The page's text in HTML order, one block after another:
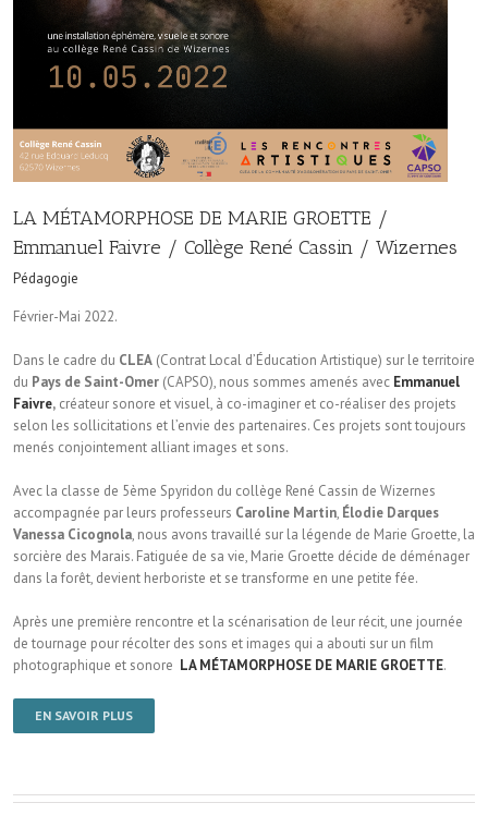
LA MÉTAMORPHOSE DE MARIE GROETTE /
Emmanuel Faivre / Collège René Cassin / Wizernes
Pédagogie
Février-Mai 2022.
Dans le cadre du CLEA (Contrat Local d’Éducation Artistique) sur le territoire
du Pays de Saint-Omer (CAPSO), nous sommes amenés avec Emmanuel
Faivre, créateur sonore et visuel, à co-imaginer et co-réaliser des projets
selon les sollicitations et l’envie des partenaires. Ces projets sont toujours
menés conjointement alliant images et sons.
Avec la classe de 5ème Spyridon du collège René Cassin de Wizernes
accompagnée par leurs professeurs Caroline Martin, Élodie Darques
Vanessa Cicognola, nous avons travaillé sur la légende de Marie Groette, la
sorcière des Marais. Fatiguée de sa vie, Marie Groette décide de déménager
dans la forêt, devient herboriste et se transforme en une petite fée.
Après une première rencontre et la scénarisation de leur récit, une journée
de tournage pour récolter des sons et images qui a abouti sur un film
photographique et sonore LA MÉTAMORPHOSE DE MARIE GROETTE.
EN SAVOIR PLUS